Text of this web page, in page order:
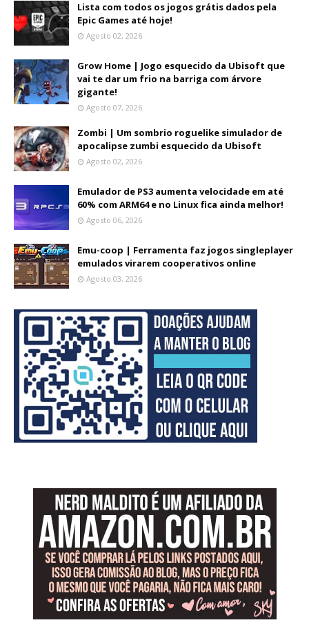
Lista com todos os jogos grátis dados pela
Epic Games até hoje!
Agosto 02, 2026
Grow Home | Jogo esquecido da Ubisoft que
vai te dar um frio na barriga com árvore
gigante!
Agosto 07, 2026
Zombi | Um sombrio roguelike simulador de
apocalipse zumbi esquecido da Ubisoft
Agosto 02, 2026
Emulador de PS3 aumenta velocidade em até
60% com ARM64 e no Linux fica ainda melhor!
Agosto 06, 2026
Emu-coop | Ferramenta faz jogos singleplayer
emulados virarem cooperativos online
Agosto 03, 2026